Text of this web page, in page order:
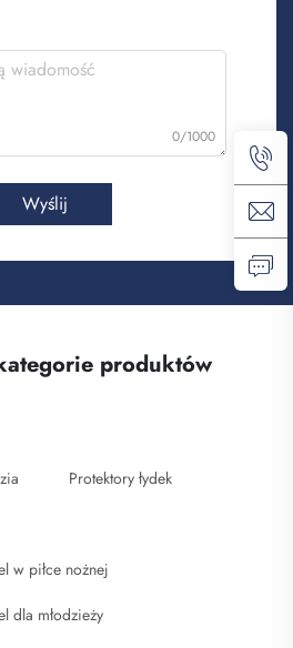
0/1000
Wyślij
produktów
Protektory łydek
w piłce nożnej
dla młodzieży